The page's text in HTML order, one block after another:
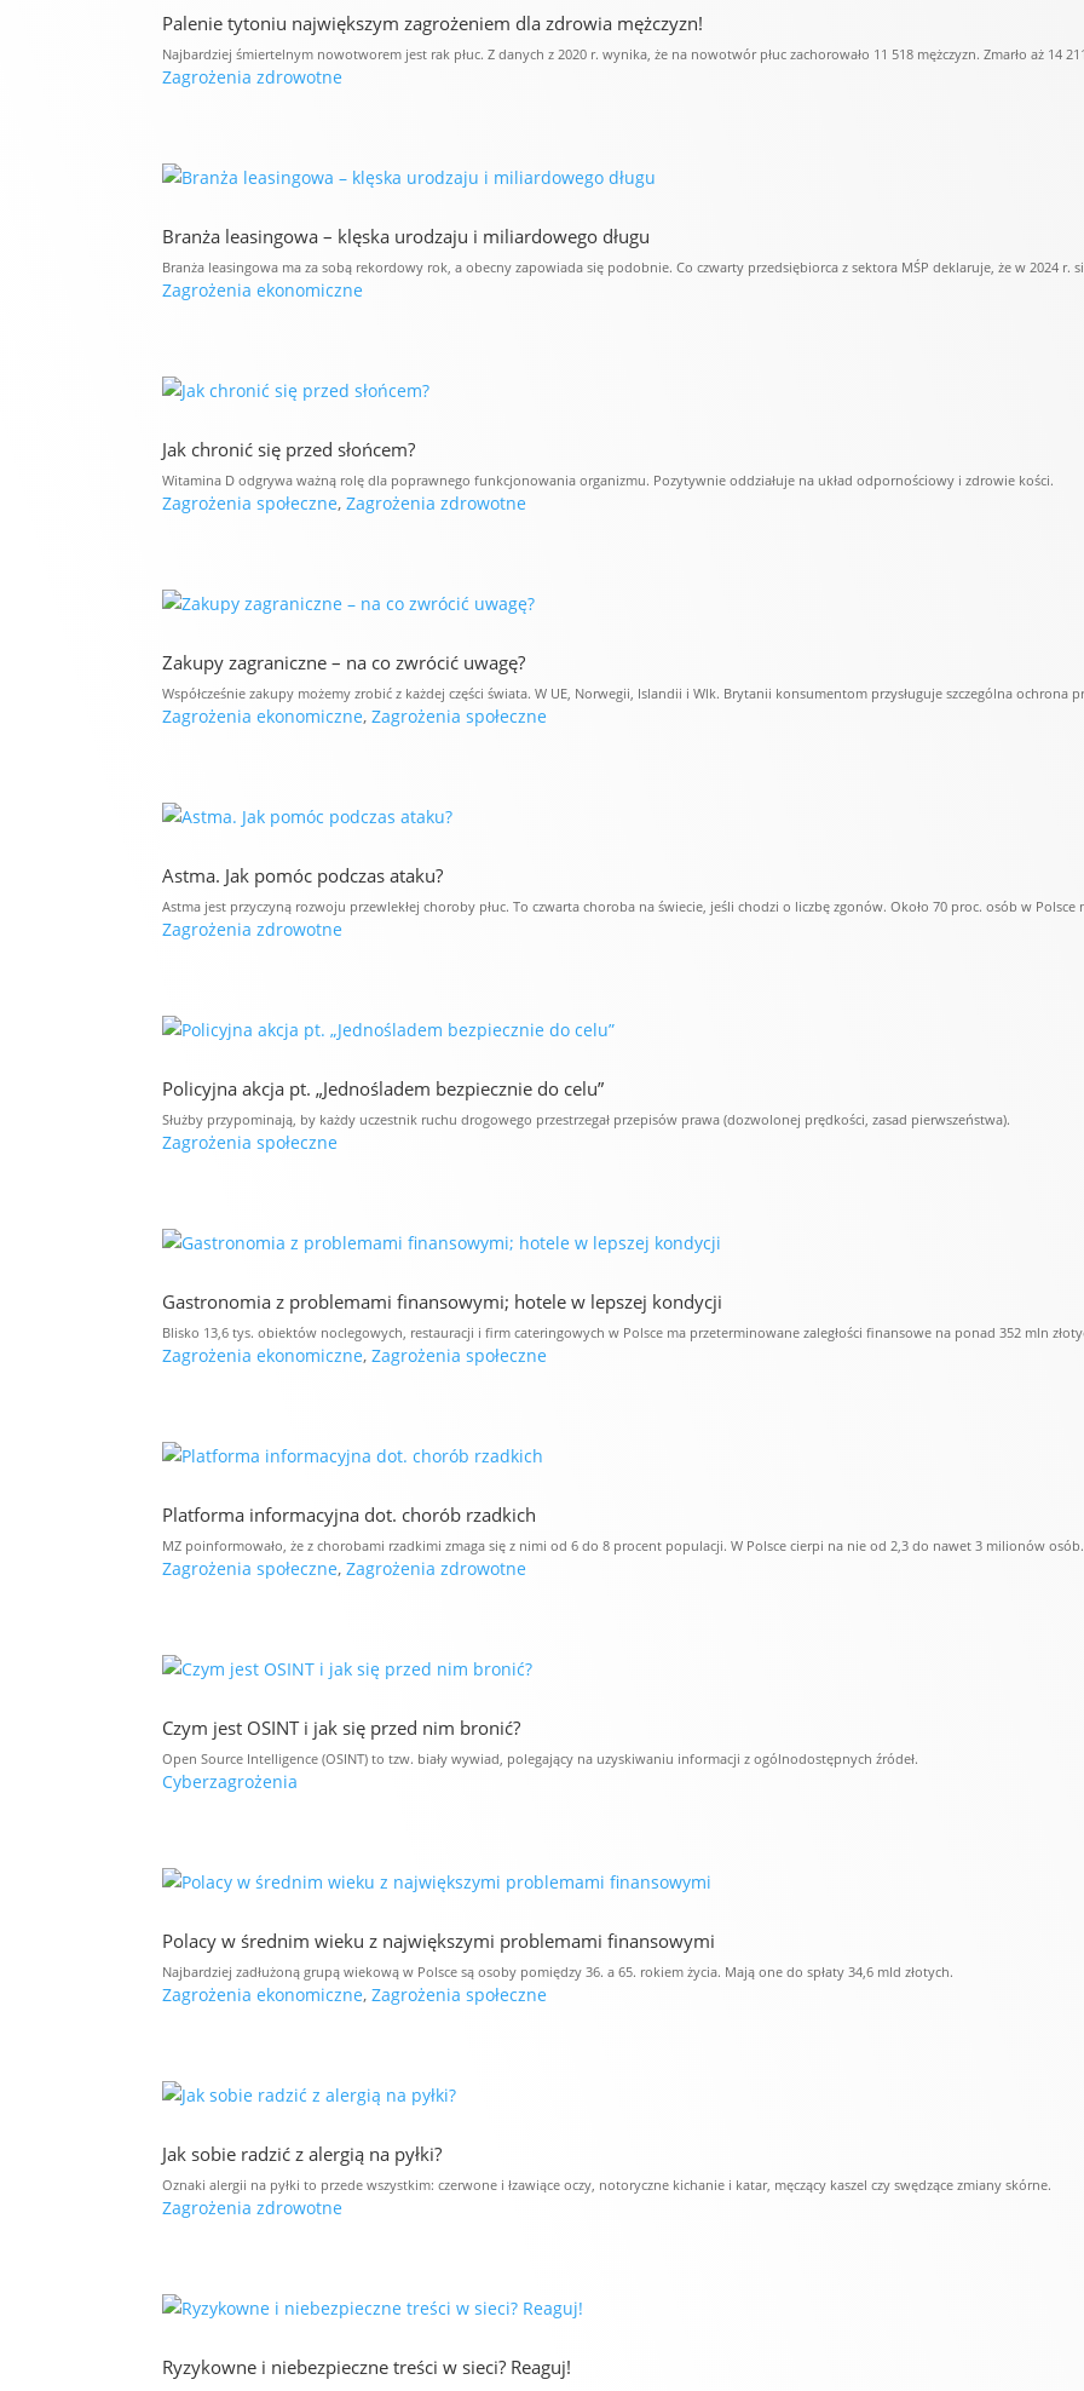
Palenie tytoniu największym zagrożeniem dla zdrowia mężczyzn!
Najbardziej śmiertelnym nowotworem jest rak płuc. Z danych z 2020 r. wynika, że na nowotwór płuc zachorowało 11 518 mężczyzn. Zmarło aż 14
Zagrożenia zdrowotne
Branża leasingowa – klęska urodzaju i miliardowego długu
Branża leasingowa ma za sobą rekordowy rok, a obecny zapowiada się podobnie. Co czwarty przedsiębiorca z sektora MŚP deklaruje, że w 2024 r.
Zagrożenia ekonomiczne
Jak chronić się przed słońcem?
Witamina D odgrywa ważną rolę dla poprawnego funkcjonowania organizmu. Pozytywnie oddziałuje na układ odpornościowy i zdrowie kości.
Zagrożenia społeczne,Zagrożenia zdrowotne
Zakupy zagraniczne – na co zwrócić uwagę?
Współcześnie zakupy możemy zrobić z każdej części świata. W UE, Norwegii, Islandii i Wlk. Brytanii konsumentom przysługuje szczególna ochrona
Zagrożenia ekonomiczne,Zagrożenia społeczne
Astma. Jak pomóc podczas ataku?
Astma jest przyczyną rozwoju przewlekłej choroby płuc. To czwarta choroba na świecie, jeśli chodzi o liczbę zgonów. Około 70 proc. osób w Polsce
Zagrożenia zdrowotne
Policyjna akcja pt. „Jednośladem bezpiecznie do celu”
Służby przypominają, by każdy uczestnik ruchu drogowego przestrzegał przepisów prawa (dozwolonej prędkości, zasad pierwszeństwa).
Zagrożenia społeczne
Gastronomia z problemami finansowymi; hotele w lepszej kondycji
Blisko 13,6 tys. obiektów noclegowych, restauracji i firm cateringowych w Polsce ma przeterminowane zaległości finansowe na ponad 352 mln
Zagrożenia ekonomiczne,Zagrożenia społeczne
Platforma informacyjna dot. chorób rzadkich
MZ poinformowało, że z chorobami rzadkimi zmaga się z nimi od 6 do 8 procent populacji. W Polsce cierpi na nie od 2,3 do nawet 3 milionów osób.
Zagrożenia społeczne,Zagrożenia zdrowotne
Czym jest OSINT i jak się przed nim bronić?
Open Source Intelligence (OSINT) to tzw. biały wywiad, polegający na uzyskiwaniu informacji z ogólnodostępnych źródeł.
Cyberzagrożenia
Polacy w średnim wieku z największymi problemami finansowymi
Najbardziej zadłużoną grupą wiekową w Polsce są osoby pomiędzy 36. a 65. rokiem życia. Mają one do spłaty 34,6 mld złotych.
Zagrożenia ekonomiczne,Zagrożenia społeczne
Jak sobie radzić z alergią na pyłki?
Oznaki alergii na pyłki to przede wszystkim: czerwone i łzawiące oczy, notoryczne kichanie i katar, męczący kaszel czy swędzące zmiany skórne.
Zagrożenia zdrowotne
Ryzykowne i niebezpieczne treści w sieci? Reaguj!